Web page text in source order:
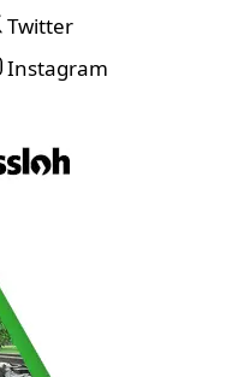
Twitter
Instagram